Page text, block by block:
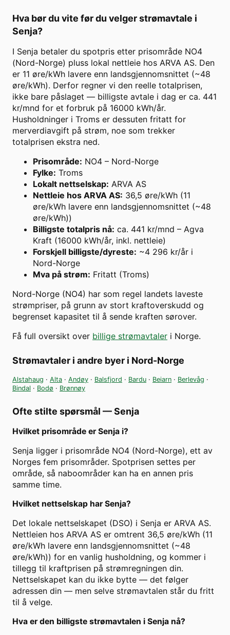
Hva bør du vite før du velger strømavtale i
Senja?
I Senja betaler du spotpris etter prisområde NO4
(Nord-Norge) pluss lokal nettleie hos ARVA AS. Den
er 11 øre/kWh lavere enn landsgjennomsnittet (~48
øre/kWh). Derfor regner vi den reelle totalprisen,
ikke bare påslaget — billigste avtale i dag er ca. 441
kr/mnd for et forbruk på 16000 kWh/år.
Husholdninger i Troms er dessuten fritatt for
merverdiavgift på strøm, noe som trekker
totalprisen ekstra ned.
Prisområde: NO4 – Nord-Norge
Fylke: Troms
Lokalt nettselskap: ARVA AS
Nettleie hos ARVA AS: 36,5 øre/kWh (11
øre/kWh lavere enn landsgjennomsnittet (~48
øre/kWh))
Billigste totalpris nå: ca. 441 kr/mnd – Agva
Kraft (16000 kWh/år, inkl. nettleie)
Forskjell billigste/dyreste: ~4 296 kr/år i
Nord-Norge
Mva på strøm: Fritatt (Troms)
Nord-Norge (NO4) har som regel landets laveste
strømpriser, på grunn av stort kraftoverskudd og
begrenset kapasitet til å sende kraften sørover.
Få full oversikt over billige strømavtaler i Norge.
Strømavtaler i andre byer i Nord-Norge
Alstahaug · Alta · Andøy · Balsfjord · Bardu · Beiarn · Berlevåg ·
Bindal · Bodø · Brønnøy
Ofte stilte spørsmål —Senja
Hvilket prisområde er Senja i?
Senja ligger i prisområde NO4 (Nord-Norge), ett av
Norges fem prisområder. Spotprisen settes per
område, så naboområder kan ha en annen pris
samme time.
Hvilket nettselskap har Senja?
Det lokale nettselskapet (DSO) i Senja er ARVA AS.
Nettleien hos ARVA AS er omtrent 36,5 øre/kWh (11
øre/kWh lavere enn landsgjennomsnittet (~48
øre/kWh)) for en vanlig husholdning, og kommer i
tillegg til kraftprisen på strømregningen din.
Nettselskapet kan du ikke bytte — det følger
adressen din — men selve strømavtalen står du fritt
til å velge.
Hva er den billigste strømavtalen i Senja nå?